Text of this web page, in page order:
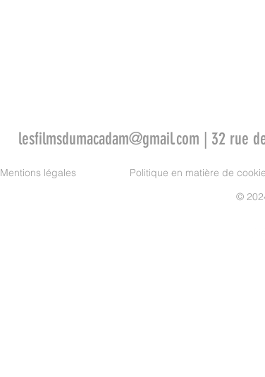
lesfilmsdumacadam@gmail.com | 32 rue
Mentions légales Politique en matière de
©